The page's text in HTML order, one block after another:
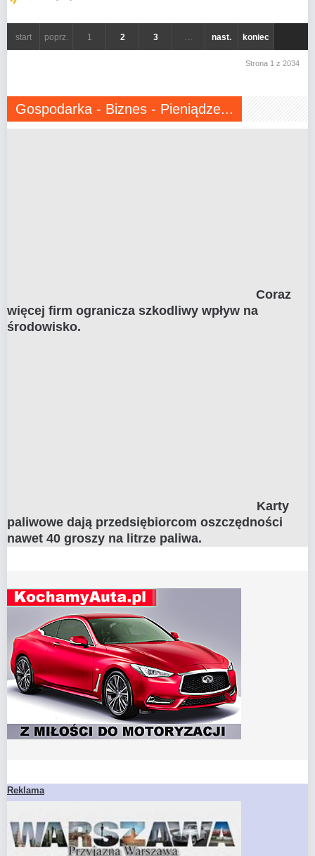
start poprz. 1 2 3 … nast. koniec
Strona 1 z 2034
Gospodarka - Biznes - Pieniądze...
Coraz
więcej firm ogranicza szkodliwy wpływ na
środowisko.
Karty
paliwowe dają przedsiębiorcom oszczędności
nawet 40 groszy na litrze paliwa.
Reklama